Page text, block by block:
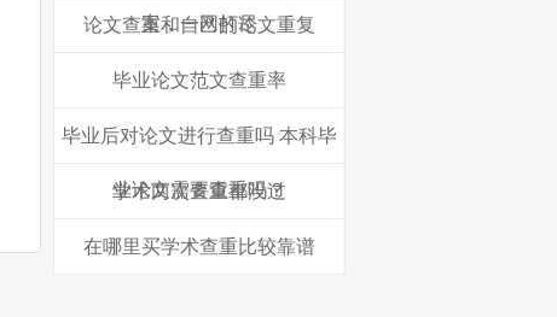
案，一网打尽
论文查重和自己的论文重复
毕业论文范文查重率
毕业后对论文进行查重吗 本科毕
业论文需要查重吗？
学术两次查重都没过
在哪里买学术查重比较靠谱